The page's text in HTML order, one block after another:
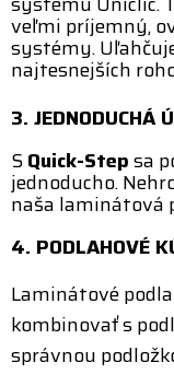
veľmi príjemný,
systémy.
najtesnejších
3. JEDNODUCHÁ
SQuick-Stepsa
jednoducho.
naša laminátová
4. PODLAHOVÉ
Laminátové
kombinovať s
správnou